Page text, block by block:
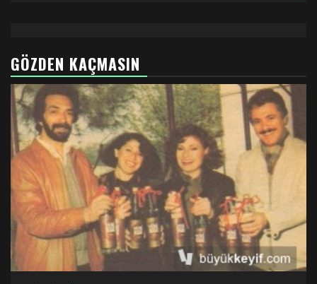
GÖZDEN KAÇMASIN